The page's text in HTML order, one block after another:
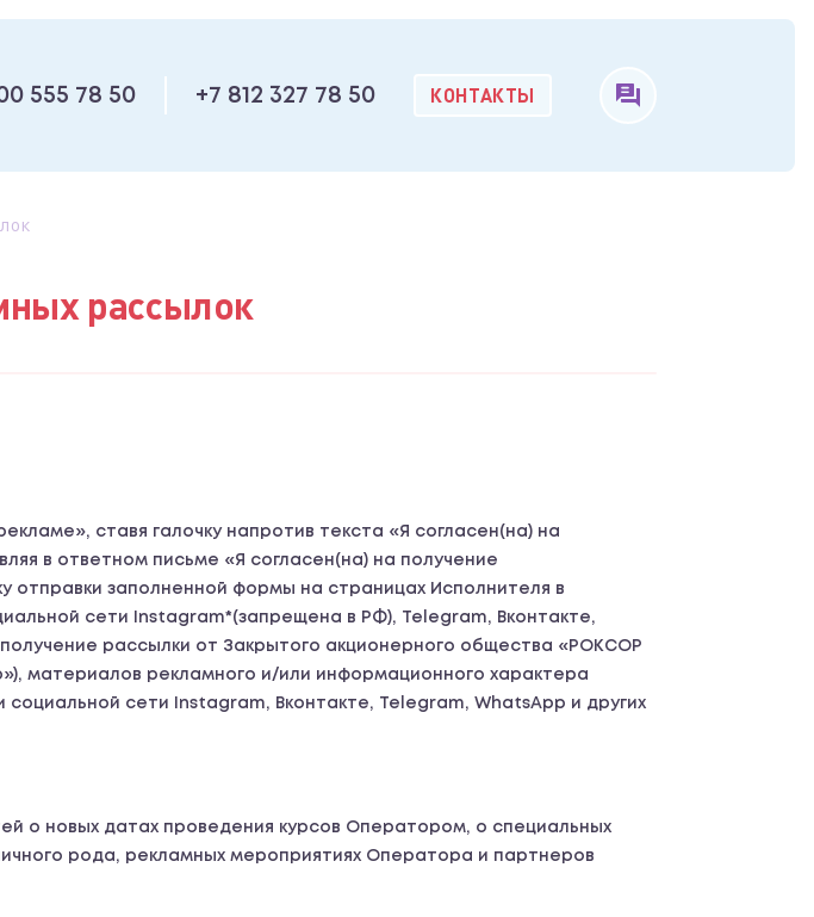
555 78 50 +7 812 327 78 50 КОНТАКТЫ
рассылок
ставя галочку напротив текста «Я согласен(на) на
в ответном письме «Я согласен(на) на получение
заполненной формы на страницах Исполнителя в
сети Instagram*(запрещена в РФ), Telegram, Вконтакте,
рассылки от Закрытого акционерного общества «РОКСОР
материалов рекламного и/или информационного характера
сети Instagram, Вконтакте, Telegram, WhatsApp и других
о новых датах проведения курсов Оператором, о специальных
рода, рекламных мероприятиях Оператора и партнеров